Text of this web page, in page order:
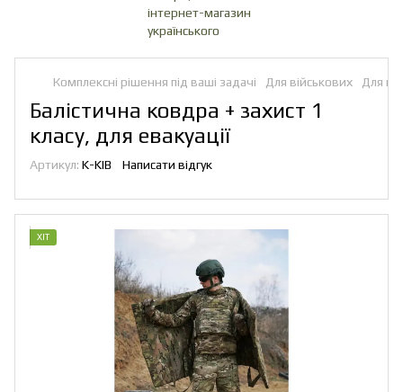
Комплексні рішення під ваші задачі Для військових Для
Балістична ковдра + захист 1
класу, для евакуації
Артикул: K-KIB Написати відгук
ХІТ